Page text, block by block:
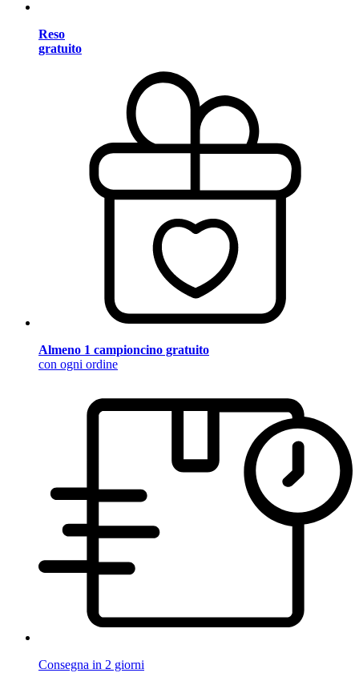
Reso
gratuito
Almeno 1 campioncino gratuito
con ogni ordine
Consegna in 2 giorni